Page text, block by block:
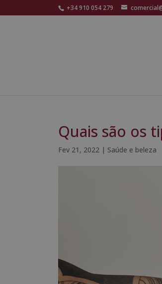
+34 910 054 279
Quais são os
Fev 21, 2022 | Saúde e beleza